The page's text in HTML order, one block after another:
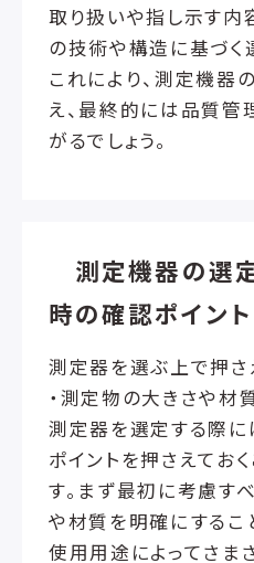
取り扱いや指し示す内
の技術や構造に基づく
これにより、測定機器
え、最終的には品質
がるでしょう。
測定機器の選定
時の確認ポイン
測定器を選ぶ上で押さ
・測定物の大きさや材
測定器を選定する際に
ポイントを押さえてお
す。まず最初に考慮す
や材質を明確にするこ
使用用途によってさま